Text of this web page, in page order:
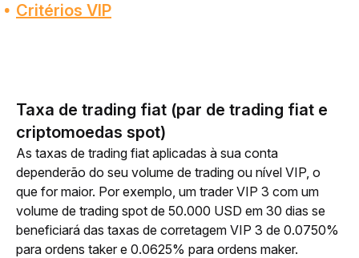
Critérios VIP
Taxa de trading fiat (par de trading fiat e
criptomoedas spot)
As taxas de trading fiat aplicadas à sua conta
dependerão do seu volume de trading ou nível VIP, o
que for maior. Por exemplo, um trader VIP 3 com um
volume de trading spot de 50.000 USD em 30 dias se
beneficiará das taxas de corretagem VIP 3 de 0.0750%
para ordens taker e 0.0625% para ordens maker.